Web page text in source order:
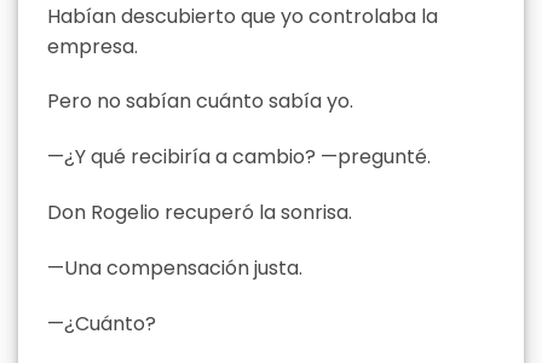
Habían descubierto que yo controlaba la
empresa.
Pero no sabían cuánto sabía yo.
—¿Y qué recibiría a cambio? —pregunté.
Don Rogelio recuperó la sonrisa.
—Una compensación justa.
—¿Cuánto?